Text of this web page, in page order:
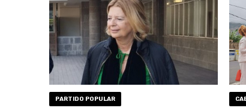
PARTIDO POPULAR